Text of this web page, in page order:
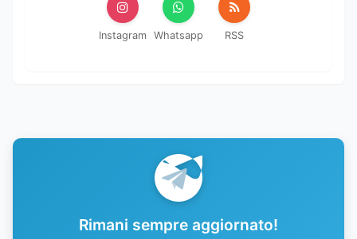
Instagram Whatsapp RSS
Rimani sempre aggiornato!